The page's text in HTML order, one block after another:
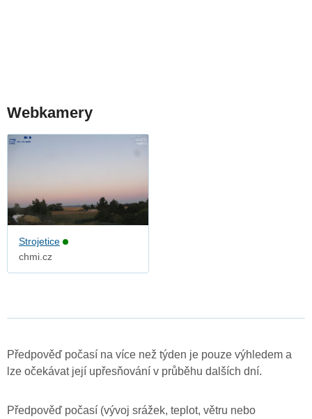
Webkamery
Strojetice
chmi.cz
Předpověď počasí na více než týden je pouze výhledem a
lze očekávat její upřesňování v průběhu dalších dní.
Předpověď počasí (vývoj srážek, teplot, větru nebo